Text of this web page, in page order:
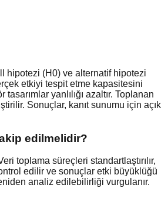
hipotezi (H0) ve alternatif hipotezi
etkiyi tespit etme kapasitesini
yanlılığı azaltır. Toplanan
Sonuçlar, kanıt sunumu için açık
edilmelidir?
toplama süreçleri standartlaştırılır,
edilir ve sonuçlar etki büyüklüğü
analiz edilebilirliği vurgulanır.